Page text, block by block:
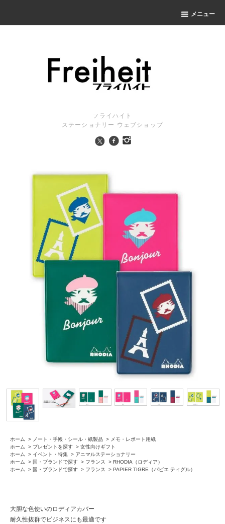
メニュー
フライハイト
ステーショナリー ウェブショップ
ホーム > ノート・手帳・シール・紙製品 > メモ・レポート用紙
ホーム
> プレゼントを探す > 女性向けギフト
ホーム
> イベント・特集 > アニマルステーショナリー
ホーム
> 国・ブランドで探す > フランス > RHODIA（ロディア）
ホーム
> 国・ブランドで探す > フランス > PAPIER TIGRE（パピエ ティグル）
大胆な色使いのロディアカバー
耐久性抜群でビジネスにも最適です